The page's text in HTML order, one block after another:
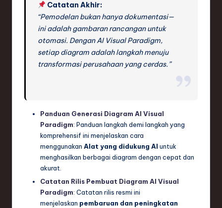
Catatan Akhir:
“Pemodelan bukan hanya dokumentasi—
ini adalah gambaran rancangan untuk
otomasi. Dengan AI Visual Paradigm,
setiap diagram adalah langkah menuju
transformasi perusahaan yang cerdas.”
Panduan Generasi Diagram AI Visual
Paradigm: Panduan langkah demi langkah yang
komprehensif ini menjelaskan cara
menggunakan Alat yang didukung AI untuk
menghasilkan berbagai diagram dengan cepat dan
akurat.
Catatan Rilis Pembuat Diagram AI Visual
Paradigm: Catatan rilis resmi ini
menjelaskan pembaruan dan peningkatan